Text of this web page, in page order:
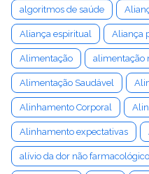
algoritmos de saúde
Aliança espiritual Aliança
Alimentação alimentação
Alimentação Saudável
Alinhamento Corporal
Alinhamento expectativas
alívio da dor não farmacológico